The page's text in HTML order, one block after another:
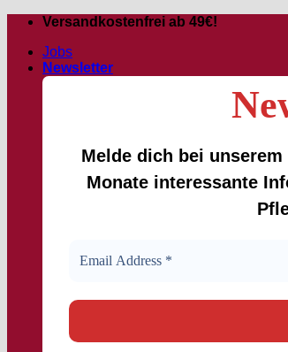
Zum
springen
Versandkostenfrei ab 49€!
Jobs
Newsletter
Melde dich bei
Monate interessante